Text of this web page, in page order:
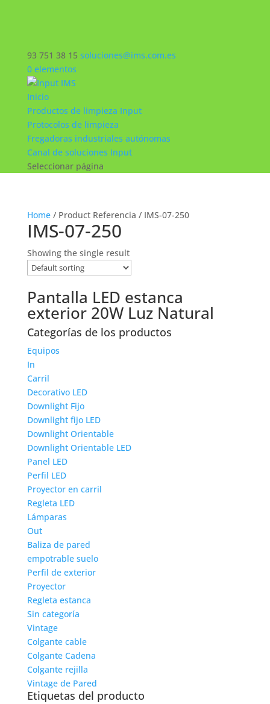
93 751 38 15 soluciones@ims.com.es
0 elementos
Inicio
Productos de limpieza Input
Protocolos de limpieza
Fregadoras industriales autónomas
Canal de soluciones Input
Seleccionar página
Home/ Product Referencia / IMS-07-250
IMS-07-250
Showing the single result
Pantalla LED estanca
exterior 20W Luz Natural
Categorías de los productos
Equipos
In
Carril
Decorativo LED
Downlight Fijo
Downlight fijo LED
Downlight Orientable
Downlight Orientable LED
Panel LED
Perfil LED
Proyector en carril
Regleta LED
Lámparas
Out
Baliza de pared
empotrable suelo
Perfil de exterior
Proyector
Regleta estanca
Sin categoría
Vintage
Colgante cable
Colgante Cadena
Colgante rejilla
Vintage de Pared
Etiquetas del producto